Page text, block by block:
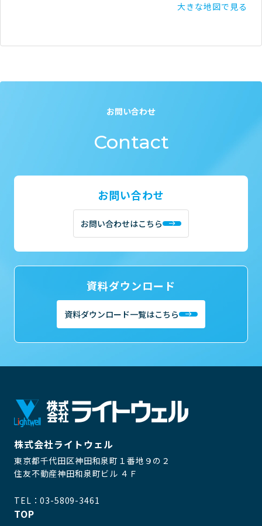
大きな地図で見る
お問い合わせ
Contact
お問い合わせ
お問い合わせはこちら
資料ダウンロード
資料ダウンロード一覧はこちら
株式会社ライトウェル
東京都千代田区神田和泉町１番地９の２
住友不動産神田和泉町ビル ４Ｆ
TEL：03-5809-3461
TOP